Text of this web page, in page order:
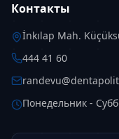
Контакты
İnkılap Mah.
444 41 60
Понедельник -